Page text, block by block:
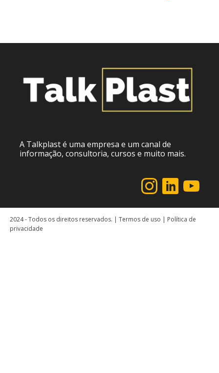
A Talkplast é uma empresa e um canal de
informação, consultoria, cursos e muito mais.
2024 - Todos os direitos reservados. | Termos de uso | Política de
privacidade